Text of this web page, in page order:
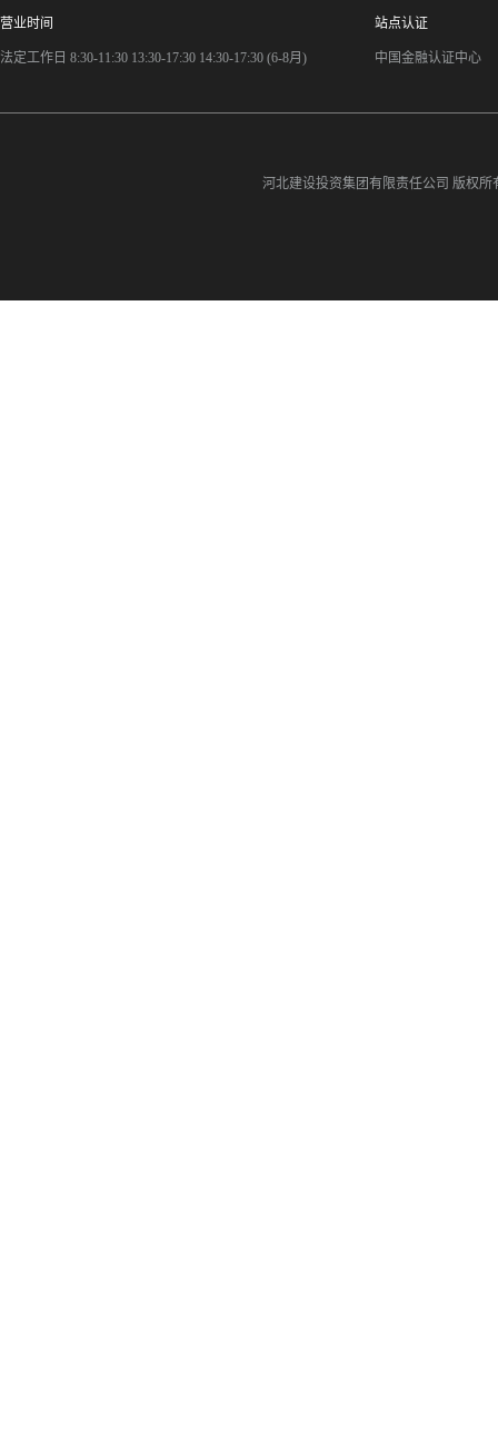
营业时间
法定工作日 8:30-11:30 13:30-17:30 14:30-17:30 (6-8月)
站点认证
中国金融认证中心
河北建设投资集团有限责任公司 版权所